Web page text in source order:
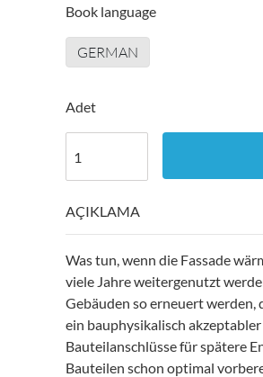
Book language
GERMAN
Adet
AÇIKLAMA
Was tun, wenn die Fassade
viele Jahre weitergenutzt
Gebäuden so erneuert werden,
ein bauphysikalisch
Bauteilanschlüsse für spätere
Bauteilen schon optimal